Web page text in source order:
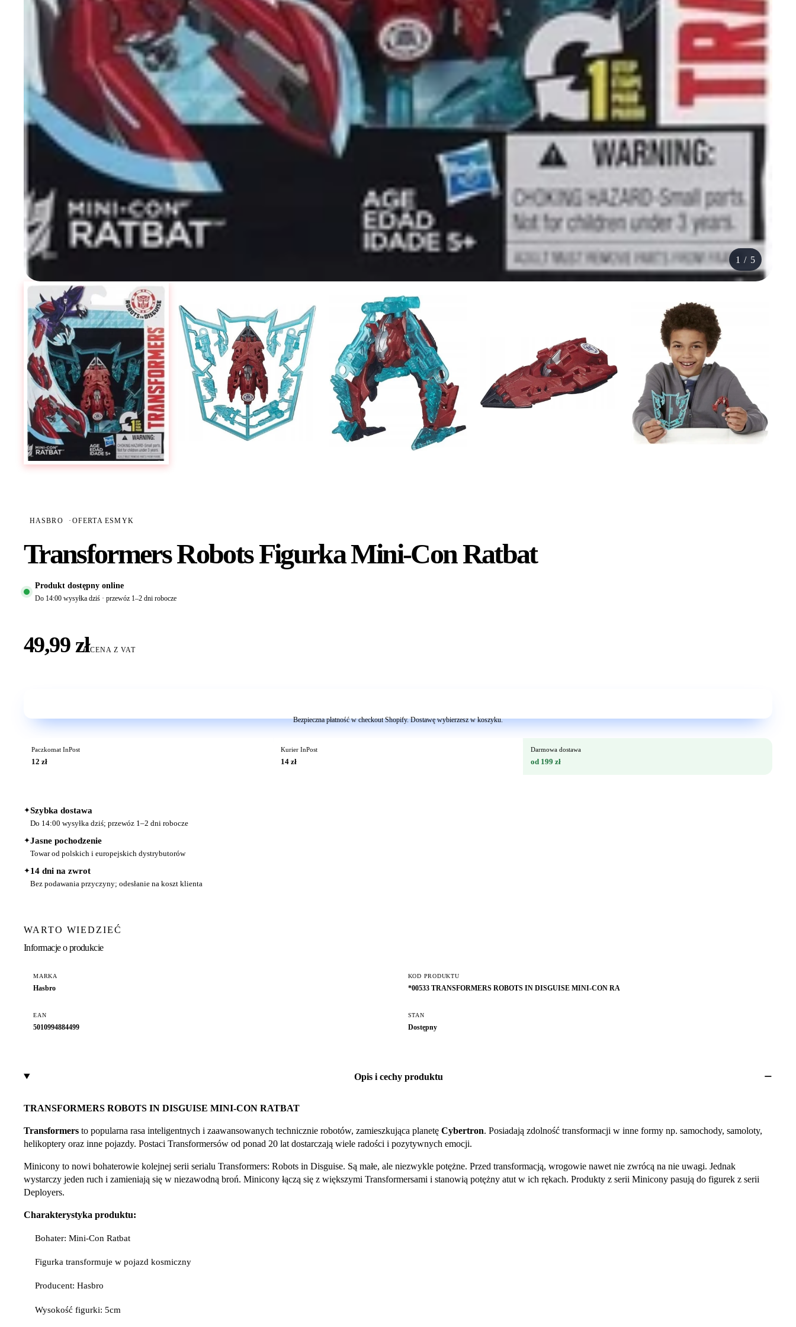
1 / 5
HASBRO · OFERTA ESMYK
Transformers Robots Figurka Mini-Con Ratbat
Produkt dostępny online
Do 14:00 wysyłka dziś · przewóz 1–2 dni robocze
49,99 złCENA Z VAT
Bezpieczna płatność w checkout Shopify. Dostawę wybierzesz w koszyku.
Paczkomat InPost
12 zł
Kurier InPost
14 zł
Darmowa dostawa
od 199 zł
✦Szybka dostawa
Do 14:00 wysyłka dziś; przewóz 1–2 dni robocze
✦Jasne pochodzenie
Towar od polskich i europejskich dystrybutorów
✦14 dni na zwrot
Bez podawania przyczyny; odesłanie na koszt klienta
WARTO WIEDZIEĆ
Informacje o produkcie
MARKA
Hasbro
KOD PRODUKTU
*00533 TRANSFORMERS ROBOTS IN DISGUISE MINI-CON RA
EAN
5010994884499
STAN
Dostępny
Opis i cechy produktu
TRANSFORMERS ROBOTS IN DISGUISE MINI-CON RATBAT
Transformers to popularna rasa inteligentnych i zaawansowanych technicznie robotów, zamieszkująca planetę Cybertron. Posiadają zdolność transformacji w inne formy np. samochody, samoloty,
helikoptery oraz inne pojazdy. Postaci Transformersów od ponad 20 lat dostarczają wiele radości i pozytywnych emocji.
Minicony to nowi bohaterowie kolejnej serii serialu Transformers: Robots in Disguise. Są małe, ale niezwykle potężne. Przed transformacją, wrogowie nawet nie zwrócą na nie uwagi. Jednak
wystarczy jeden ruch i zamieniają się w niezawodną broń. Minicony łączą się z większymi Transformersami i stanowią potężny atut w ich rękach. Produkty z serii Minicony pasują do figurek z serii
Deployers.
Charakterystyka produktu:
Bohater: Mini-Con Ratbat
Figurka transformuje w pojazd kosmiczny
Producent: Hasbro
Wysokość figurki: 5cm